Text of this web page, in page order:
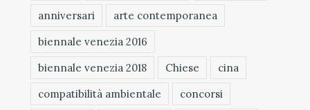
anniversari
arte contemporanea
biennale venezia 2016
biennale venezia 2018
Chiese
cina
compatibilità ambientale
concorsi